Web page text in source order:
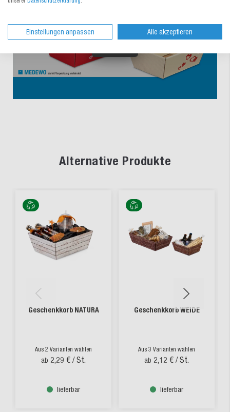
Alternative Produkte
Geschenkkorb NATURA
Aus 2 Varianten wählen
ab 2,29 € / St.
lieferbar
Geschenkkorb WEIDE
Aus 3 Varianten wählen
ab 2,12 € / St.
lieferbar
Einstellungen anpassen Alle akzeptieren